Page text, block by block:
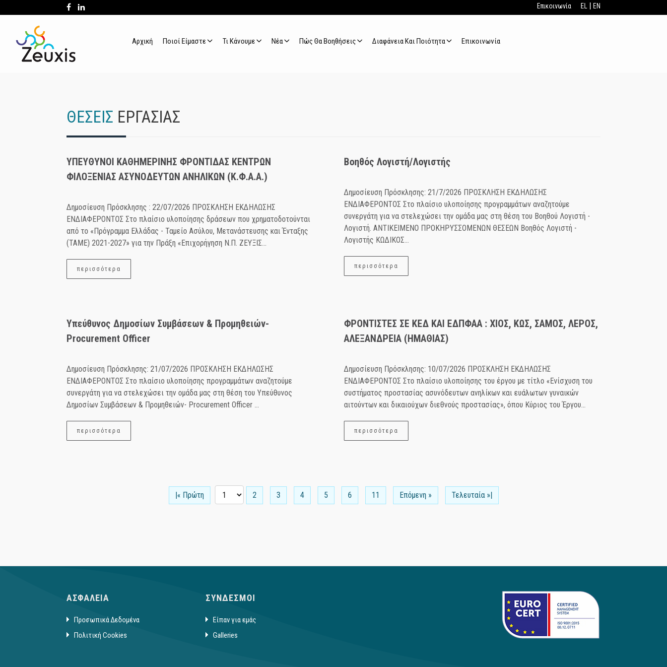
Επικοινωνία EL| EN
Αρχική Ποιοί Είμαστε Τι Κάνουμε Νέα Πώς Θα Βοηθήσεις Διαφάνεια Και Ποιότητα Επικοινωνία
ΘΕΣΕΙΣ ΕΡΓΑΣΙΑΣ
ΥΠΕΥΘΥΝΟΙ ΚΑΘΗΜΕΡΙΝΗΣ ΦΡΟΝΤΙΔΑΣ ΚΕΝΤΡΩΝ
ΦΙΛΟΞΕΝΙΑΣ ΑΣΥΝΟΔΕΥΤΩΝ ΑΝΗΛΙΚΩΝ (Κ.Φ.Α.Α.)
Δημοσίευση Πρόσκλησης : 22/07/2026 ΠΡΟΣΚΛΗΣΗ ΕΚΔΗΛΩΣΗΣ
ΕΝΔΙΑΦΕΡΟΝΤΟΣ Στο πλαίσιο υλοποίησης δράσεων που χρηματοδοτούνται
από το «Πρόγραμμα Ελλάδας - Ταμείο Ασύλου, Μετανάστευσης και Ένταξης
(ΤΑΜΕ) 2021-2027» για την Πράξη «Επιχορήγηση Ν.Π. ΖΕΥΞΙΣ...
περισσότερα
Βοηθός Λογιστή/Λογιστής
Δημοσίευση Πρόσκλησης: 21/7/2026 ΠΡΟΣΚΛΗΣΗ ΕΚΔΗΛΩΣΗΣ
ΕΝΔΙΑΦΕΡΟΝΤΟΣ Στο πλαίσιο υλοποίησης προγραμμάτων αναζητούμε
συνεργάτη για να στελεχώσει την ομάδα μας στη θέση του Βοηθού Λογιστή -
Λογιστή. ΑΝΤΙΚΕΙΜΕΝΟ ΠΡΟΚΗΡΥΣΣΟΜΕΝΩΝ ΘΕΣΕΩΝ Βοηθός Λογιστή -
Λογιστής ΚΩΔΙΚΟΣ...
περισσότερα
Υπεύθυνος Δημοσίων Συμβάσεων & Προμηθειών-
Procurement Οfficer
Δημοσίευση Πρόσκλησης: 21/07/2026 ΠΡΟΣΚΛΗΣΗ ΕΚΔΗΛΩΣΗΣ
ΕΝΔΙΑΦΕΡΟΝΤΟΣ Στο πλαίσιο υλοποίησης προγραμμάτων αναζητούμε
συνεργάτη για να στελεχώσει την ομάδα μας στη θέση του Υπεύθυνος
Δημοσίων Συμβάσεων & Προμηθειών- Procurement Οfficer ...
περισσότερα
ΦΡΟΝΤΙΣΤΕΣ ΣΕ ΚΕΔ KAI ΕΔΠΦΑΑ : ΧΙΟΣ, ΚΩΣ, ΣΑΜΟΣ, ΛΕΡΟΣ,
ΑΛΕΞΑΝΔΡΕΙΑ (ΗΜΑΘΙΑΣ)
Δημοσίευση Πρόσκλησης: 10/07/2026 ΠΡΟΣΚΛΗΣΗ ΕΚΔΗΛΩΣΗΣ
ΕΝΔΙΑΦΕΡΟΝΤΟΣ Στο πλαίσιο υλοποίησης του έργου με τίτλο «Ενίσχυση του
συστήματος προστασίας ασυνόδευτων ανηλίκων και ευάλωτων γυναικών
αιτούντων και δικαιούχων διεθνούς προστασίας», όπου Κύριος του Έργου...
περισσότερα
|« Πρώτη 2 3 4 5 6 11 Επόμενη » Τελευταία »|
ΑΣΦΑΛΕΙΑ
Προσωπικά Δεδομένα
Πολιτική Cookies
ΣΥΝΔΕΣΜΟΙ
Είπαν για εμάς
Galleries